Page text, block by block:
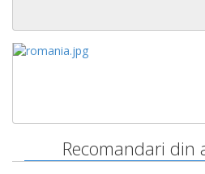
Recomandari din